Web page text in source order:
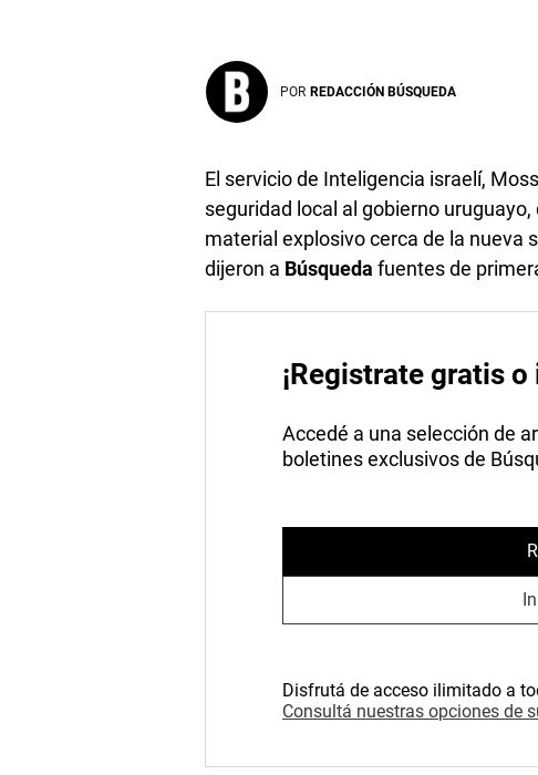
POR REDACCIÓN BÚSQUEDA
El servicio de Inteligencia israelí,
seguridad local al gobierno
material explosivo cerca de la nueva
dijeron a Búsqueda fuentes de
¡Registrate gratis
Accedé a una selección de
boletines exclusivos de
Disfrutá de acceso ilimitado a
Consultá nuestras opciones de